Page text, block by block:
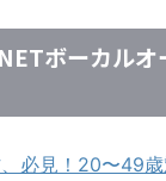
ボーカルオ
必見！20〜49